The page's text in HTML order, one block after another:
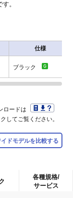
。
仕様
ブラック
ロードは
してご覧ください。
ドモデルを比較する
各種規格/
サービス